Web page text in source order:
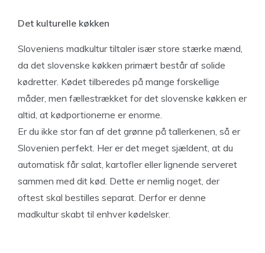
Det kulturelle køkken
Sloveniens madkultur tiltaler især store stærke mænd,
da det slovenske køkken primært består af solide
kødretter. Kødet tilberedes på mange forskellige
måder, men fællestrækket for det slovenske køkken er
altid, at kødportionerne er enorme.
Er du ikke stor fan af det grønne på tallerkenen, så er
Slovenien perfekt. Her er det meget sjældent, at du
automatisk får salat, kartofler eller lignende serveret
sammen med dit kød. Dette er nemlig noget, der
oftest skal bestilles separat. Derfor er denne
madkultur skabt til enhver kødelsker.